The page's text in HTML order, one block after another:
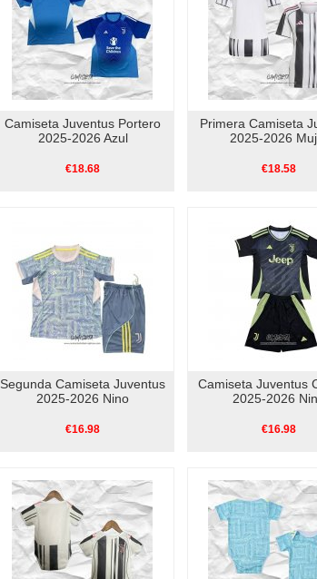
Camiseta Juventus Portero
2025-2026 Azul
€18.68
Primera Camiseta
2025-2026
€18.58
Segunda Camiseta Juventus
2025-2026 Nino
€16.98
Camiseta Juventus
2025-2026
€16.98